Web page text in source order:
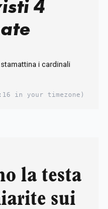
4
i cardinali
in your timezone)
la testa
sui